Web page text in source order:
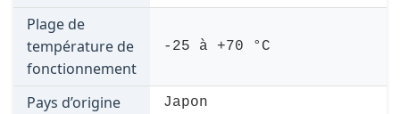
Plage de
température de
fonctionnement
-25 à +70 °C
Pays d’origine Japon